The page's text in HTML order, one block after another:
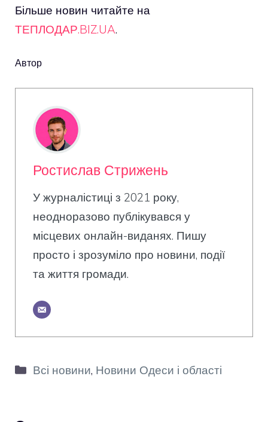
Більше новин читайте на
ТЕПЛОДАР.BIZ.UA.
Автор
Ростислав Стрижень
У журналістиці з 2021 року,
неодноразово публікувався у
місцевих онлайн-виданях. Пишу
просто і зрозуміло про новини, події
та життя громади.
Категорії
Всі новини, Новини Одеси і області